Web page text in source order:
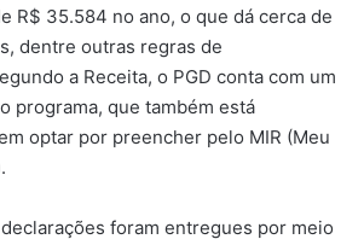
R$ 35.584 no ano, o que dá cerca de
dentre outras regras de
a Receita, o PGD conta com um
programa, que também está
optar por preencher pelo MIR (Meu
foram entregues por meio